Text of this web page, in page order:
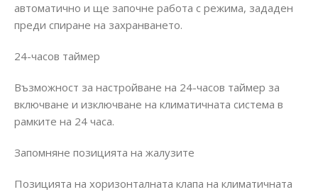
автоматично и ще започне работа с режима, зададен
преди спиране на захранването.
24-часов таймер
Възможност за настройване на 24-часов таймер за
включване и изключване на климатичната система в
рамките на 24 часа.
Запомняне позицията на жалузите
Позицията на хоризонталната клапа на климатичната